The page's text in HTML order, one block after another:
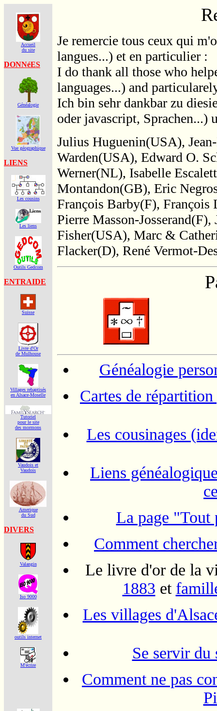
Accueil
du site
DONNéES
Généalogie
Vue géographique
LIENS
Les cousins
Les liens
Outils Gedcom
ENTRAIDE
Suisse
Livre d'Or
de Mulhouse
Villages rebaptisés
en Alsace-Moselle
Tutoriel
pour le site
des mormons
Vaudois et
Vaudois
Amerique
du Sud
DIVERS
Valangin
Iso 9000
outils internet
M'écrire
Je remercie tous ceux qui
langues...) et en particulier :
I do thank all those who
languages...) and
Ich bin sehr dankbar zu
oder javascript, Sprachen...)
Julius Huguenin(USA),
Warden(USA), Edward O.
Werner(NL), Isabelle
Montandon(GB), Eric
François Barby(F), François
Pierre Masson-
Fisher(USA), Marc &
Flacker(D), René Vermot-
Généalogie
Cartes de
Les cousinages
Liens
La page "Tout
Comment
Le livre d'or de la
1883 et
Les villages
Se servir du
Comment ne pas